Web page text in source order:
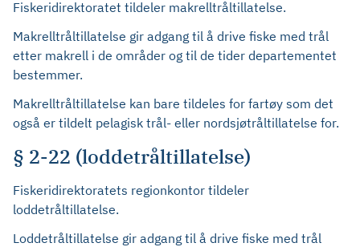
Fiskeridirektoratet tildeler makrelltråltillatelse.
Makrelltråltillatelse gir adgang til å drive fiske med trål
etter makrell i de områder og til de tider departementet
bestemmer.
Makrelltråltillatelse kan bare tildeles for fartøy som det
også er tildelt pelagisk trål- eller nordsjøtråltillatelse for.
§ 2-22 (loddetråltillatelse)
Fiskeridirektoratets regionkontor tildeler
loddetråltillatelse.
Loddetråltillatelse gir adgang til å drive fiske med trål